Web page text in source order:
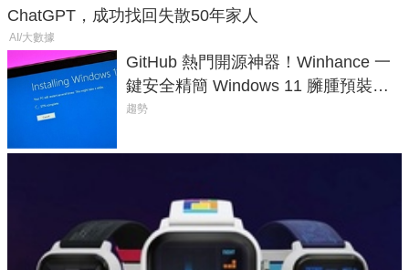
ChatGPT，成功找回失散50年家人
AI/大數據
GitHub 熱門開源神器！Winhance 一
鍵安全精簡 Windows 11 臃腫預裝軟
體與後台追蹤
趨勢